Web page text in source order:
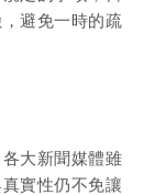
避免一時的疏
大新聞媒體雖
實性仍不免讓